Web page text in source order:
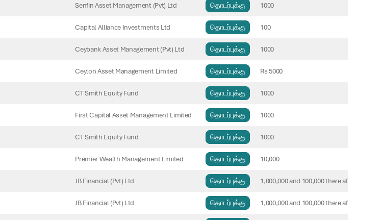
Senfin Asset Management (Pvt) Ltd தொடர்புக்கு 1000
Capital Alliance Investments Ltd தொடர்புக்கு 100
Ceybank Asset Management (Pvt) Ltd தொடர்புக்கு 1000
Ceylon Asset Management Limited தொடர்புக்கு Rs 5000
CT Smith Equity Fund தொடர்புக்கு 1000
First Capital Asset Management Limited தொடர்புக்கு 1000
CT Smith Equity Fund தொடர்புக்கு 1000
Premier Wealth Management Limited தொடர்புக்கு 10,000
JB Financial (Pvt) Ltd தொடர்புக்கு 1,000,000 and 100,000 there after
JB Financial (Pvt) Ltd தொடர்புக்கு 1,000,000 and 100,000 there after